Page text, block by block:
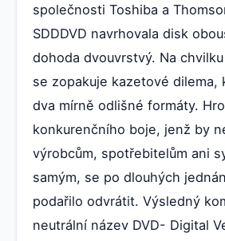
společnosti Toshiba a
SDDDVD navrhovala disk
dohoda dvouvrstvý. Na
se zopakuje kazetové dilema,
dva mírně odlišné formáty.
konkurenčního boje, jenž by
výrobcům, spotřebitelům ani
samým, se po dlouhých
podařilo odvrátit. Výsledný
neutrální název DVD- Digital